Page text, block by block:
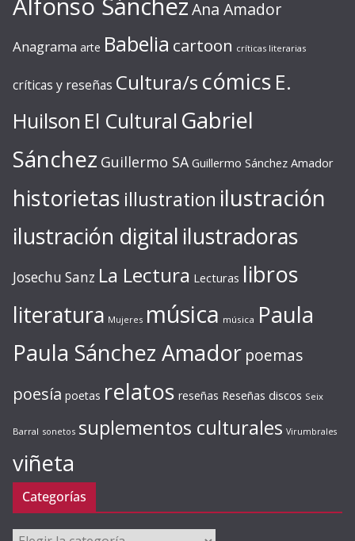
Alfonso SánchezAna Amador
Anagrama arte Babelia cartoon críticas literarias
críticas y reseñas Cultura/s cómics E.
Huilson El Cultural Gabriel
Sánchez Guillermo SA Guillermo Sánchez Amador
historietas illustration ilustración
ilustración digital ilustradoras
Josechu Sanz La Lectura Lecturas libros
literatura Mujeres música música Paula
Paula Sánchez Amador poemas
poesía poetas relatos reseñas Reseñas discos Seix
Barral sonetos suplementos culturales Virumbrales
viñeta
Categorías